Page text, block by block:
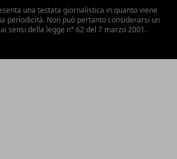
una testata giornalistica in quanto viene
periodicità. Non può pertanto considerarsi un
sensi della legge n° 62 del 7 marzo 2001.